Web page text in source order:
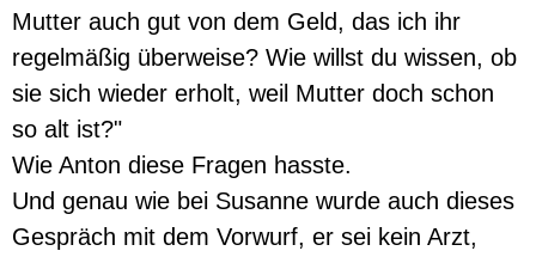
Mutter auch gut von dem Geld, das ich ihr
regelmäßig überweise? Wie willst du wissen, ob
sie sich wieder erholt, weil Mutter doch schon
so alt ist?"
Wie Anton diese Fragen hasste.
Und genau wie bei Susanne wurde auch dieses
Gespräch mit dem Vorwurf, er sei kein Arzt,